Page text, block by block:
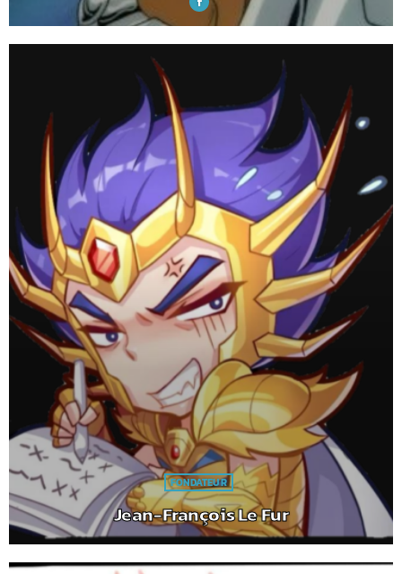
FONDATEUR
Jean-François Le Fur